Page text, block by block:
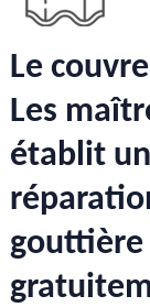
Le
Les
établit
gouttière